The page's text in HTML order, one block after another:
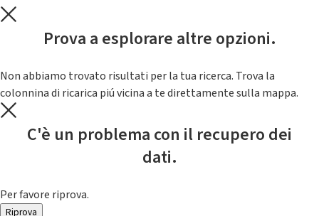
Prova a esplorare altre opzioni.
Non abbiamo trovato risultati per la tua ricerca. Trova la
colonnina di ricarica piú vicina a te direttamente sulla mappa.
C'è un problema con il recupero dei
dati.
Per favore riprova.
Riprova